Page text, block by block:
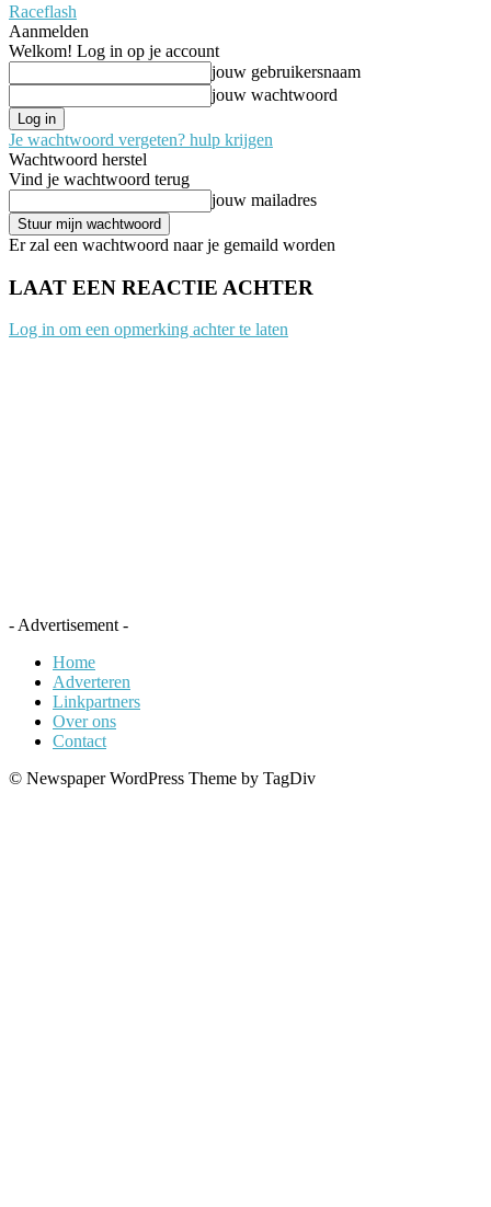
Raceflash
Aanmelden
Welkom! Log in op je account
jouw gebruikersnaam
jouw wachtwoord
Je wachtwoord vergeten? hulp krijgen
Wachtwoord herstel
Vind je wachtwoord terug
jouw mailadres
Er zal een wachtwoord naar je gemaild worden
LAAT EEN REACTIE ACHTER
Log in om een opmerking achter te laten
- Advertisement -
Home
Adverteren
Linkpartners
Over ons
Contact
© Newspaper WordPress Theme by TagDiv